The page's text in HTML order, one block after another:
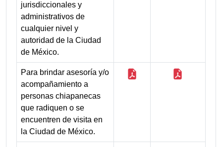
jurisdiccionales y
administrativos de
cualquier nivel y
autoridad de la Ciudad
de México.
Para brindar asesoría y/o
acompañamiento a
personas chiapanecas
que radiquen o se
encuentren de visita en
la Ciudad de México.